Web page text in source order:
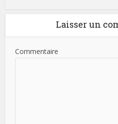
Laisser un
Commentaire